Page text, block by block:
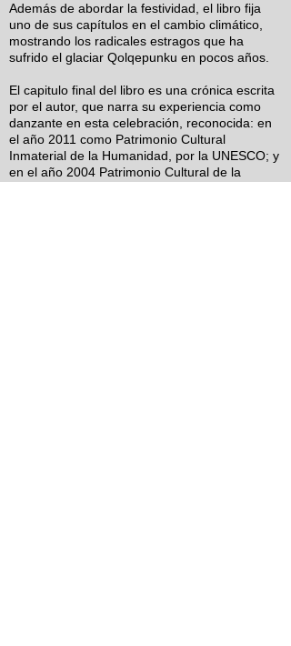
Además de abordar la festividad, el libro fija
uno de sus capítulos en el cambio climático,
mostrando los radicales estragos que ha
sufrido el glaciar Qolqepunku en pocos años.
El capitulo final del libro es una crónica escrita
por el autor, que narra su experiencia como
danzante en esta celebración, reconocida: en
el año 2011 como Patrimonio Cultural
Inmaterial de la Humanidad, por la UNESCO; y
en el año 2004 Patrimonio Cultural de la